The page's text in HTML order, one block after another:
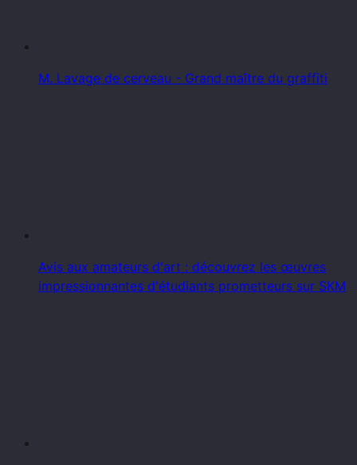
M. Lavage de cerveau - Grand maître du graffiti
Avis aux amateurs d'art : découvrez les œuvres
impressionnantes d'étudiants prometteurs sur SKM